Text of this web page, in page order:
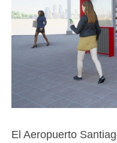
El Aeropuerto